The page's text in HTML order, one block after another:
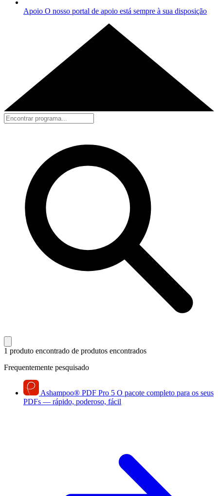
Apoio O nosso portal de apoio está sempre à sua disposição
1 produto encontrado de produtos encontrados
Frequentemente pesquisado
Ashampoo® PDF Pro 5 O pacote completo para os seus
PDFs — rápido, poderoso, fácil